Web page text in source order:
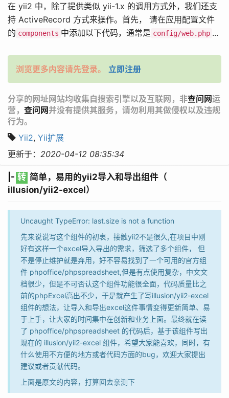
在 yii2 中，除了提供类似 yii-1.x 的调用方式外，我们还支
持 ActiveRecord 方式来操作。首先， 请在应用配置文件
的 components 中添加以下代码，通常是 config/web.php ...
浏览更多内容请先登录。 立即注册
分享的网址网站均收集自搜索引擎以及互联网，非查问网运
营， 查问网并没有提供其服务，请勿利用其做侵权以及违规
行为。
Yii2, Yii扩展
更新于： 2020-04-12 08:35:34
|- 转 简单，易用的yii2导入和导出组件（
illusion/yii2-excel）
Uncaught TypeError: last.size is not a function
先来说说写这个组件的初衷，接触yii2不是很久,在项目中刚
好有这样一个excel导入导出的需求，筛选了多个组件， 但
不是停止维护就是弃用，好不容易找到了一个可用的官方组
件 phpoffice/phpspreadsheet,但是有点使用复杂，中文文
档很少，但是不可否认这个组件功能很全面，代码质量比之
前的phpExcel高出不少，于是就产生了写illusion/yii2-excel
组件的想法，让导入和导出excel这件事情变得更新简单、易
于上手，让大家的时间集中在创新和业务上面。最终就在读
了 phpoffice/phpspreadsheet 的代码后，基于该组件写出
现在的 illusion/yii2-excel 组件，希望大家能喜欢，同时，有
什么使用不方便的地方或者代码方面的bug，欢迎大家提出
建议或者贡献代码。
上面是原文的内容，打算回去亲测下